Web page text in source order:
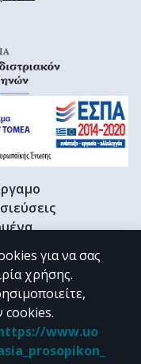
βιβλιογραφία
NC 4.0
για να σας
χρήσης.
cookies.
www.uo